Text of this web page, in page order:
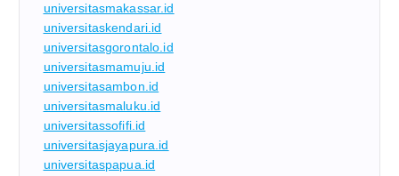
universitasmakassar.id
universitaskendari.id
universitasgorontalo.id
universitasmamuju.id
universitasambon.id
universitasmaluku.id
universitassofifi.id
universitasjayapura.id
universitaspapua.id